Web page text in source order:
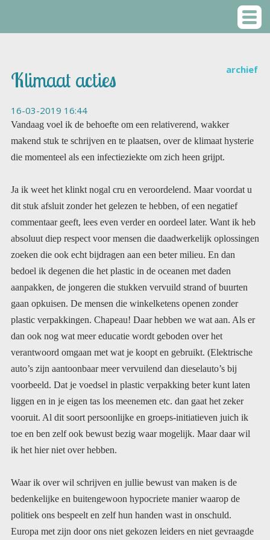
archief
Klimaat acties
16-03-2019 16:44
Vandaag voel ik de behoefte om een relativerend, wakker
makend stuk te schrijven en te plaatsen, over de klimaat hysterie
die momenteel als een infectieziekte om zich heen grijpt.
Ja ik weet het klinkt nogal cru en veroordelend. Maar voordat u
dit stuk afsluit zonder het gelezen te hebben, of een negatief
commentaar geeft, lees even verder en oordeel later. Want ik heb
absoluut diep respect voor mensen die daadwerkelijk oplossingen
zoeken die ook echt bijdragen aan een beter milieu. En dan
bedoel ik degenen die het plastic in de oceanen met daden
aanpakken, de jongeren die stukken vervuild strand of buurten
gaan opkuisen. De mensen die winkelketens openen zonder
plastic verpakkingen. Chapeau! Daar hebben we wat aan. Als er
dan ook nog wat meer educatie wordt geboden over het
verantwoord omgaan met wat je koopt en gebruikt. (Elektrische
auto’s zijn aantoonbaar meer vervuilend dan dieselauto’s bij
voorbeeld. Dat je voedsel in plastic verpakking beter kunt laten
liggen en in je eigen tas los meenemen etc. dan gaat het zeker
vooruit. Al dit soort persoonlijke en groeps-initiatieven juich ik
toe en ben zelf ook bewust bezig waar mogelijk. Maar daar wil
ik het hier niet over hebben.
Waar ik over wil schrijven en jullie bewust van maken is de
bedenkelijke en buitengewoon hypocriete manier waarop de
politiek ons bespeelt en zelf hun handen wast in onschuld.
Europa met zijn door ons niet gekozen leiders en niet gevraagde
regels, zou heel veel kunnen betekenen op een heel ander niveau
dan wij voor het milieu. Zij zouden met enkele nieuwe wetten
alles kunnen keren. Waarom doen ze dat niet? Ik zal u drie
waargebeurde voorbeelden geven waarin zij iets groots hadden
kunnen doen, voor de aarde de natuur en de mensheid, iets wat